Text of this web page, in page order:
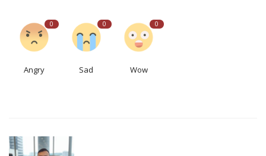
0
Angry
0
Sad
0
Wow